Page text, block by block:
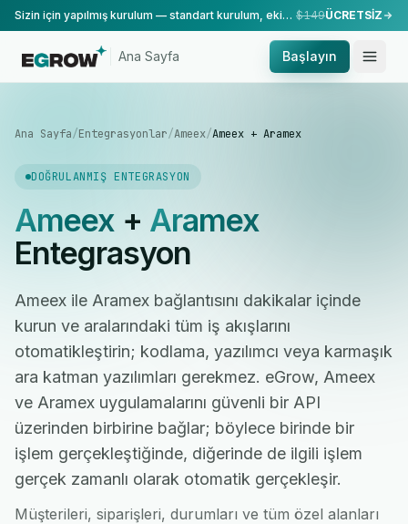
Sizin için yapılmış kurulum — standart kurulum, ekibimiz tarafından yapılır. $149ÜCRETSİZ
Ana Sayfa Başlayın
Ana Sayfa/Entegrasyonlar/Ameex/Ameex + Aramex
DOĞRULANMIŞ ENTEGRASYON
Ameex+ Aramex
Entegrasyon
Ameex ile Aramex bağlantısını dakikalar içinde
kurun ve aralarındaki tüm iş akışlarını
otomatikleştirin; kodlama, yazılımcı veya karmaşık
ara katman yazılımları gerekmez. eGrow, Ameex
ve Aramex uygulamalarını güvenli bir API
üzerinden birbirine bağlar; böylece birinde bir
işlem gerçekleştiğinde, diğerinde de ilgili işlem
gerçek zamanlı olarak otomatik gerçekleşir.
Müşterileri, siparişleri, durumları ve tüm özel alanları